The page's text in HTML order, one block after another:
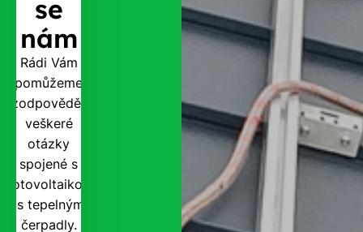
se
nám
Rádi Vám
pomůžeme
zodpovědět
veškeré
otázky
spojené s
fotovoltaikou
i s tepelnými
čerpadly.